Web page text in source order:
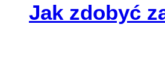
Jak zdobyć